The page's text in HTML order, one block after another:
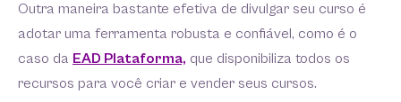
Outra maneira bastante efetiva de divulgar seu curso é
adotar uma ferramenta robusta e confiável, como é o
caso da EAD Plataforma, que disponibiliza todos os
recursos para você criar e vender seus cursos.